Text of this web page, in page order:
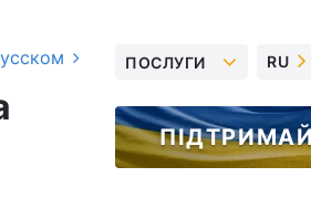
ПОСЛУГИ RU